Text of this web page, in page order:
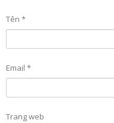
Tên *
Email *
Trang web